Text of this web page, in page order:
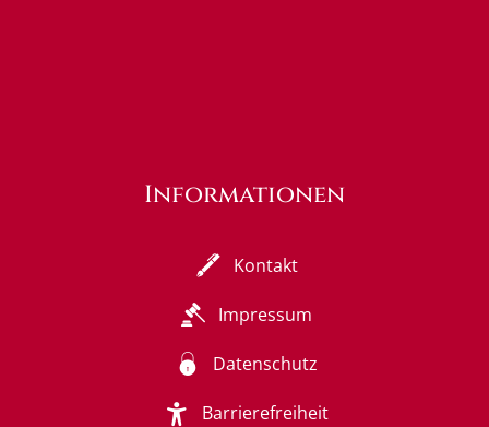
Informationen
Kontakt
Impressum
Datenschutz
Barrierefreiheit